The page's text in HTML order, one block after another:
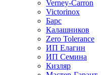
Verney-Carron
Victorinox
Барс
Калашников
Zero Tolerance
ИП Елагин
ИП Семина
Кизляр